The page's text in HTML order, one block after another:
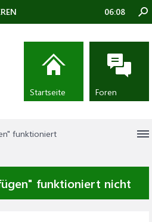
funktioniert
funktioniert nicht
06:08
Startseite Foren